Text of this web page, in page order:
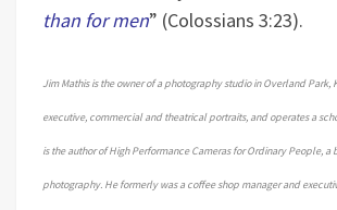
than for men” (Colossians 3:23).
Jim Mathis is the owner of a photography studio in Overland Park,
executive, commercial and theatrical portraits, and operates a
is the author of High Performance Cameras for Ordinary People, a
photography. He formerly was a coffee shop manager and